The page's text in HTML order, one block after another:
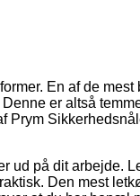
En af de mest
er altså
Prym
ud på dit arbejde.
Den mest